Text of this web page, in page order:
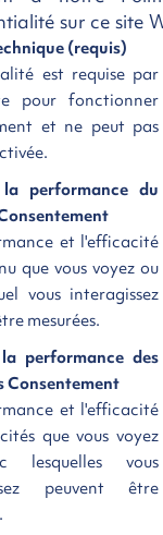
5008
e-DCS6
| Automatique
€ / mois
sur ce site
(requis)
est requise par
pour fonctionner
et ne peut pas
performance du
et l'efficacité
que vous voyez ou
vous interagissez
mesurées.
performance des
Consentement
et l'efficacité
que vous voyez
lesquelles vous
peuvent être